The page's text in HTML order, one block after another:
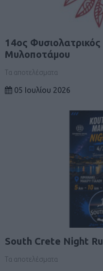
14ος
Μυλοποτάμου
Τα αποτελέσματα
05 Ιουλίου 2026
South Crete Night
Τα αποτελέσματα